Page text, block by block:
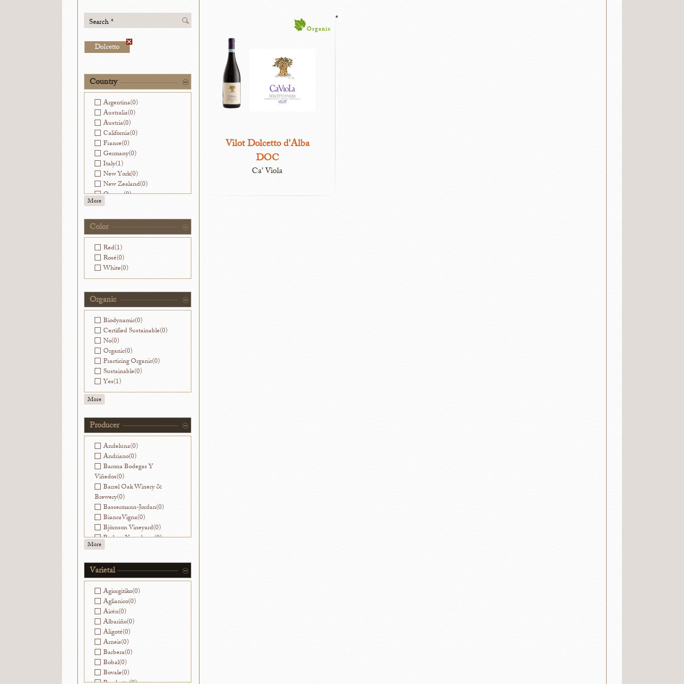
Search *
Dolcetto
Country
Argentina(0)
Australia(0)
Austria(0)
California(0)
France(0)
Germany(0)
Italy(1)
New York(0)
New Zealand(0)
Oregon(0)
Slovenia
Virginia(0)
Washington(0)
More
Color
Red(1)
Rosé(0)
White(0)
Organic
Biodynamic(0)
Certified Sustainable(0)
No(0)
Organic(0)
Practicing Organic(0)
Sustainable(0)
Yes(1)
More
Producer
Andeluna(0)
Andriano(0)
Barona Bodegas Y
Viñedos(0)
Barrel Oak Winery &
Brewery(0)
Bassermann-Jordan(0)
BiancaVigna(0)
Björnson Vineyard(0)
Bodega Yacochuya(0)
Bodegas Nekeas
Piscina(0)
Bouchon(0)
Ca' Viola(1)
Cantinae Clara C.
Cantine di Ora
Capranera(0)
Caroline Parent
Castello di Ama
Cesarini Sforza
Champagne Franck
Pascal(0)
Champagne Goutorbe-
More
Varietal
Agiorgitiko(0)
Aglianico(0)
Airén(0)
Albariño(0)
Aligoté(0)
Arneis(0)
Barbera(0)
Bobal(0)
Bovale(0)
Vilot Dolcetto d'Alba
DOC
Ca' Viola
*